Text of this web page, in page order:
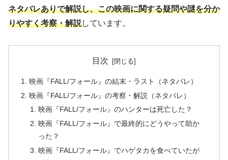
ネタバレありで解説し、この映画に関する疑問や謎を分か
りやすく考察・解説しています。
目次
映画『FALL/フォール』の結末・ラスト（ネタバレ）
映画『FALL/フォール』の考察・解説（ネタバレ）
映画『FALL/フォール』のハンターは死亡した？
映画『FALL/フォール』で最終的にどうやって助か
った？
映画『FALL/フォール』でハゲタカを食べていたが